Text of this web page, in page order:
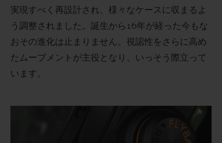
実現すべく再設計され、様々なケースに収まるよ
う調整されました。誕生から16年が経った今もな
おその進化は止まりません。視認性をさらに高め
たムーブメントが主役となり、いっそう際立って
います。